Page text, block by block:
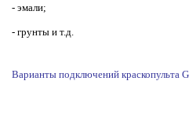
- эмали;
- грунты и т.д.
Варианты подключений краскопульта